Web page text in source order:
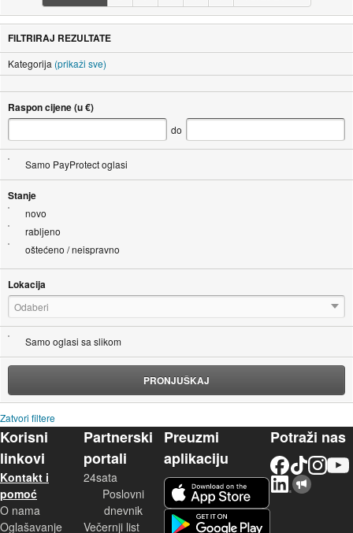
FILTRIRAJ REZULTATE
Kategorija (prikaži sve)
Raspon cijene (u €)
do
Samo PayProtect oglasi
Stanje
novo
rabljeno
oštećeno / neispravno
Lokacija
Odaberi
Samo oglasi sa slikom
PRONJUŠKAJ
Zatvori filtere
Korisni
linkovi
Kontakt i
pomoć
O nama
Oglašavanje
Partnerski
portali
24sata
Poslovni
dnevnik
Večernji list
Preuzmi
aplikaciju
Potraži nas